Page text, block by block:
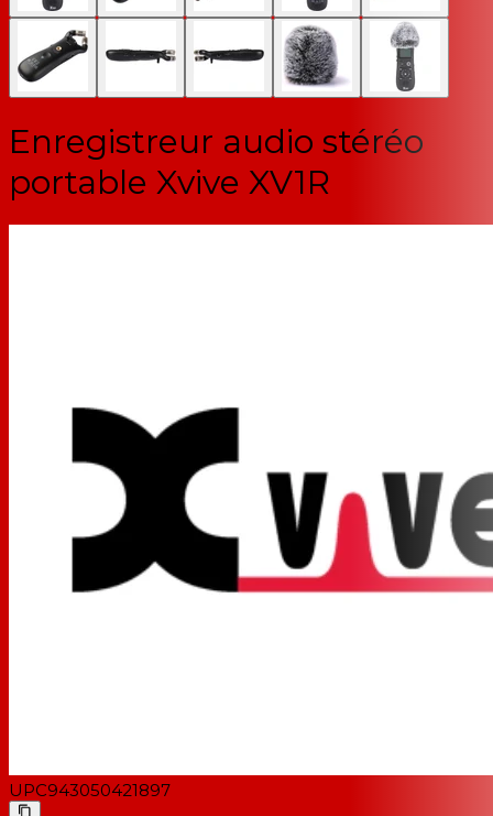
Enregistreur audio stéréo
portable Xvive XV1R
UPC943050421897